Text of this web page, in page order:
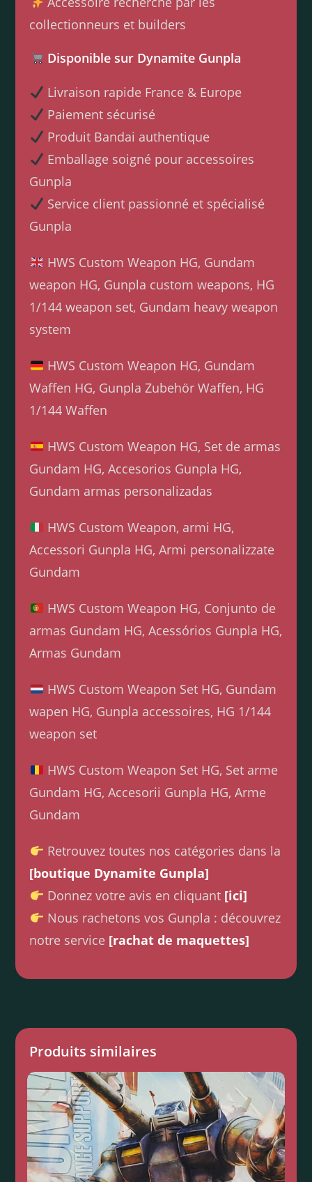
collectionneurs et builders
Disponible sur Dynamite Gunpla
Livraison rapide France & Europe
Paiement sécurisé
Produit Bandai authentique
Emballage soigné pour accessoires
Gunpla
Service client passionné et spécialisé
Gunpla
HWS Custom Weapon HG, Gundam
weapon HG, Gunpla custom weapons, HG
1/144 weapon set, Gundam heavy weapon
system
HWS Custom Weapon HG, Gundam
Waffen HG, Gunpla Zubehör Waffen, HG
1/144 Waffen
HWS Custom Weapon HG, Set de armas
Gundam HG, Accesorios Gunpla HG,
Gundam armas personalizadas
HWS Custom Weapon, armi HG,
Accessori Gunpla HG, Armi personalizzate
Gundam
HWS Custom Weapon HG, Conjunto de
armas Gundam HG, Acessórios Gunpla HG,
Armas Gundam
HWS Custom Weapon Set HG, Gundam
wapen HG, Gunpla accessoires, HG 1/144
weapon set
HWS Custom Weapon Set HG, Set arme
Gundam HG, Accesorii Gunpla HG, Arme
Gundam
Retrouvez toutes nos catégories dans la
[boutique Dynamite Gunpla]
Donnez votre avis en cliquant [ici]
Nous rachetons vos Gunpla : découvrez
notre service [rachat de maquettes]
Produits similaires